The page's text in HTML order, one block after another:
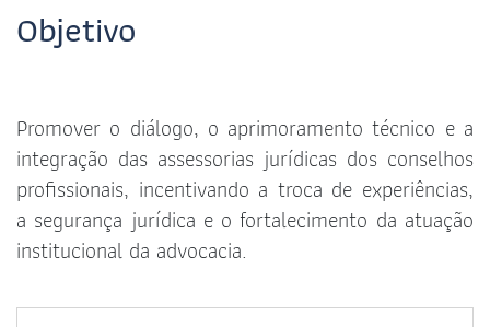
Objetivo
Promover o diálogo, o aprimoramento técnico e a
integração das assessorias jurídicas dos conselhos
profissionais, incentivando a troca de experiências,
a segurança jurídica e o fortalecimento da atuação
institucional da advocacia.